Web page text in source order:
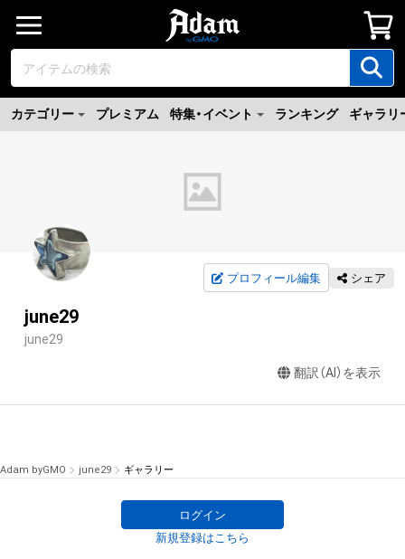
カテゴリー プレミアム 特集・イベント ランキング ギャラリ
プロフィール編集 シェア
june29
june29
翻訳（AI）を表示
Adam byGMO june29 ギャラリー
ログイン
新規登録はこちら